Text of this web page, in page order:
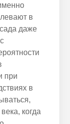
в
даже
при
в
когда